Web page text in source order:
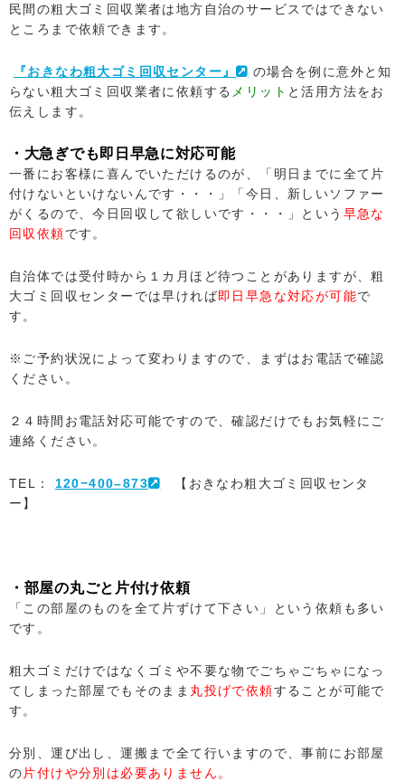
民間の粗大ゴミ回収業者は地方自治のサービスではできない
ところまで依頼できます。
『おきなわ粗大ゴミ回収センター』
の場合を例に意外と知
らない粗大ゴミ回収業者に依頼する メリット と活用方法をお
伝えします。
・大急ぎでも即日早急に対応可能
一番にお客様に喜んでいただけるのが、「明日までに全て片
付けないといけないんです・・・」「今日、新しいソファー
がくるので、今日回収して欲しいです・・・」という 早急な
回収依頼です。
自治体では受付時から１カ月ほど待つことがありますが、粗
大ゴミ回収センターでは早ければ即日早急な対応が可能で
す。
※ご予約状況によって変わりますので、まずはお電話で確認
ください。
２４時間お電話対応可能ですので、確認だけでもお気軽にご
連絡ください。
TEL： 120−400–873
【おきなわ粗大ゴミ回収センタ
ー】
・部屋の丸ごと片付け依頼
「この部屋のものを全て片ずけて下さい」という依頼も多い
です。
粗大ゴミだけではなくゴミや不要な物でごちゃごちゃになっ
てしまった部屋でもそのまま 丸投げで依頼することが可能で
す。
分別、運び出し、運搬まで全て行いますので、事前にお部屋
の片付けや分別は必要ありません。